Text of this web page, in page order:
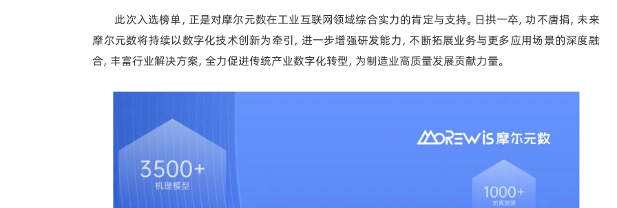
此次入选榜单，正是对摩尔元数在工业互联网领域综合实力的肯定与支持。日拱一卒，功不唐捐，未来
摩尔元数将持续以数字化技术创新为牵引，进一步增强研发能力，不断拓展业务与更多应用场景的深度融
合，丰富行业解决方案，全力促进传统产业数字化转型，为制造业高质量发展贡献力量。